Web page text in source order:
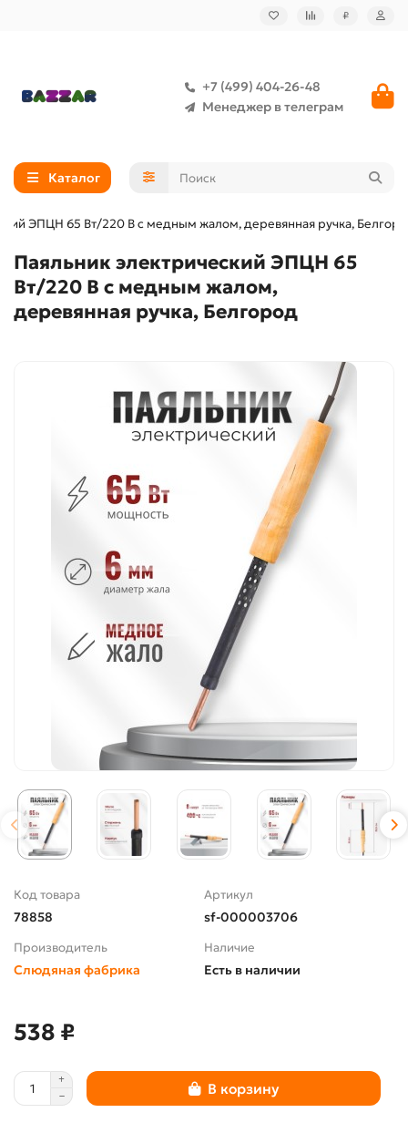
₽
+7 (499) 404-26-48
Менеджер в телеграм
Каталог
ЭПЦН 65 Вт/220 В с медным жалом, деревянная ручка,
Паяльник электрический ЭПЦН 65
Вт/220 В с медным жалом,
деревянная ручка, Белгород
Код товара
78858
Артикул
sf-000003706
Производитель
Слюдяная фабрика
Наличие
Есть в наличии
538 ₽
В корзину